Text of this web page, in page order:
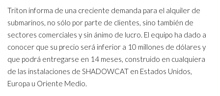
Triton informa de una creciente demanda para el alquiler de
submarinos, no sólo por parte de clientes, sino también de
sectores comerciales y sin ánimo de lucro. El equipo ha dado a
conocer que su precio será inferior a 10 millones de dólares y
que podrá entregarse en 14 meses, construido en cualquiera
de las instalaciones de SHADOWCAT en Estados Unidos,
Europa u Oriente Medio.